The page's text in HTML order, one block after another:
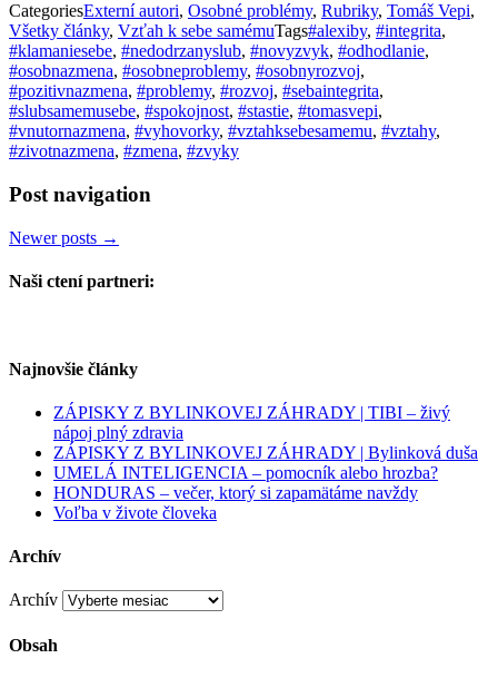
CategoriesExterní autori, Osobné problémy, Rubriky, Tomáš Vepi,
Všetky články, Vzťah k sebe samémuTags#alexiby, #integrita,
#klamaniesebe, #nedodrzanyslub, #novyzvyk, #odhodlanie,
#osobnazmena, #osobneproblemy, #osobnyrozvoj,
#pozitivnazmena, #problemy, #rozvoj, #sebaintegrita,
#slubsamemusebe, #spokojnost, #stastie, #tomasvepi,
#vnutornazmena, #vyhovorky, #vztahksebesamemu, #vztahy,
#zivotnazmena, #zmena, #zvyky
Post navigation
Newer posts →
Naši ctení partneri:
Najnovšie články
ZÁPISKY Z BYLINKOVEJ ZÁHRADY | TIBI – živý
nápoj plný zdravia
ZÁPISKY Z BYLINKOVEJ ZÁHRADY | Bylinková duša
UMELÁ INTELIGENCIA – pomocník alebo hrozba?
HONDURAS – večer, ktorý si zapamätáme navždy
Voľba v živote človeka
Archív
Archív
Obsah